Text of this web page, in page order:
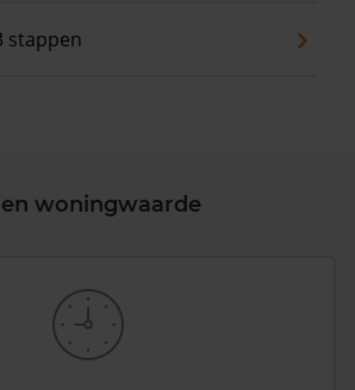
stappen
woningwaarde